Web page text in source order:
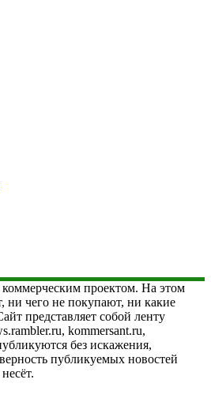
проектом. На этом
ни чего не покупают, ни какие
представляет собой ленту
kommersant.ru,
без искажения,
публикуемых новостей